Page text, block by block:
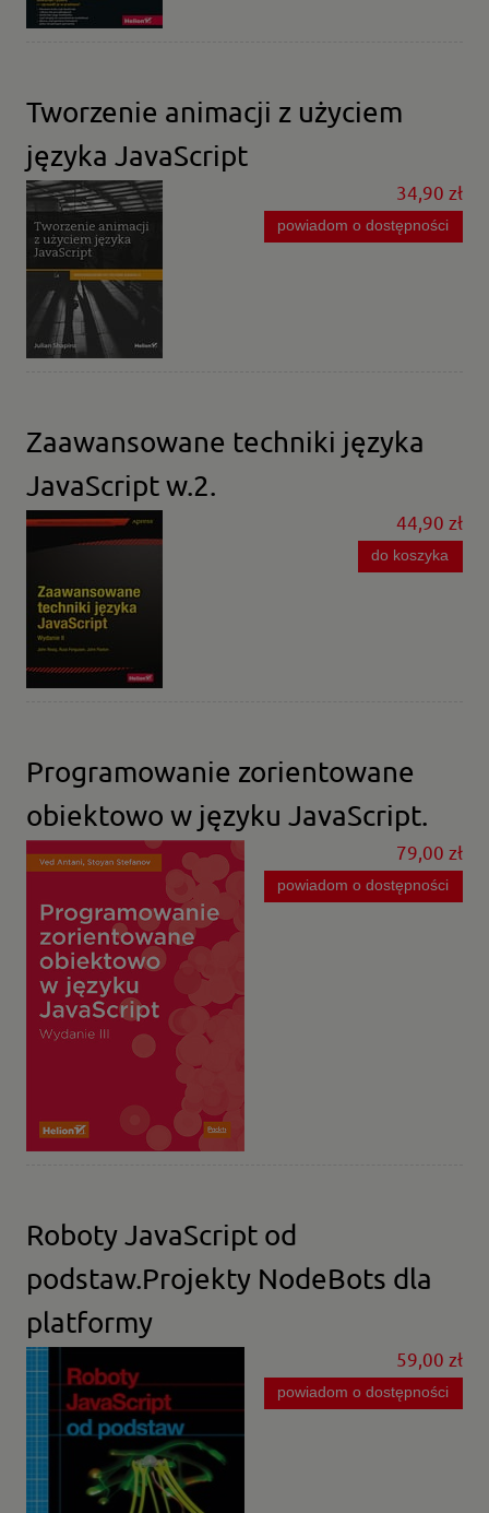
Tworzenie animacji z użyciem
języka JavaScript
34,90 zł
powiadom o dostępności
Zaawansowane techniki języka
JavaScript w.2.
44,90 zł
do koszyka
Programowanie zorientowane
obiektowo w języku JavaScript.
79,00 zł
powiadom o dostępności
Roboty JavaScript od
podstaw.Projekty NodeBots dla
platformy
59,00 zł
powiadom o dostępności